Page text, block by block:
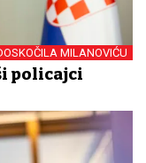
MILANOVIĆU
policajci